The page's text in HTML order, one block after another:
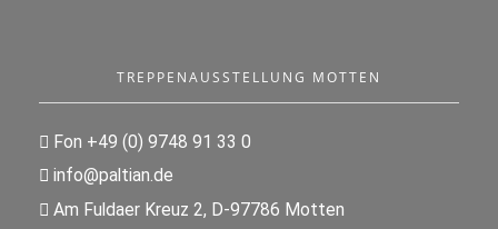
TREPPENAUSSTELLUNG MOTTEN
Fon +49 (0) 9748 91 33 0
info@paltian.de
Am Fuldaer Kreuz 2, D-97786 Motten